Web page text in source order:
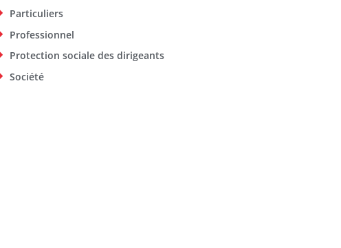
Particuliers
Professionnel
Protection sociale des dirigeants
Société